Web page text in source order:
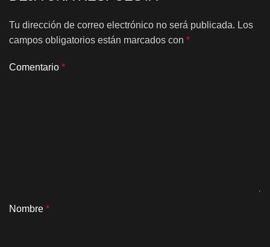
Tu dirección de correo electrónico no será publicada. Los
campos obligatorios están marcados con *
Comentario *
Nombre *